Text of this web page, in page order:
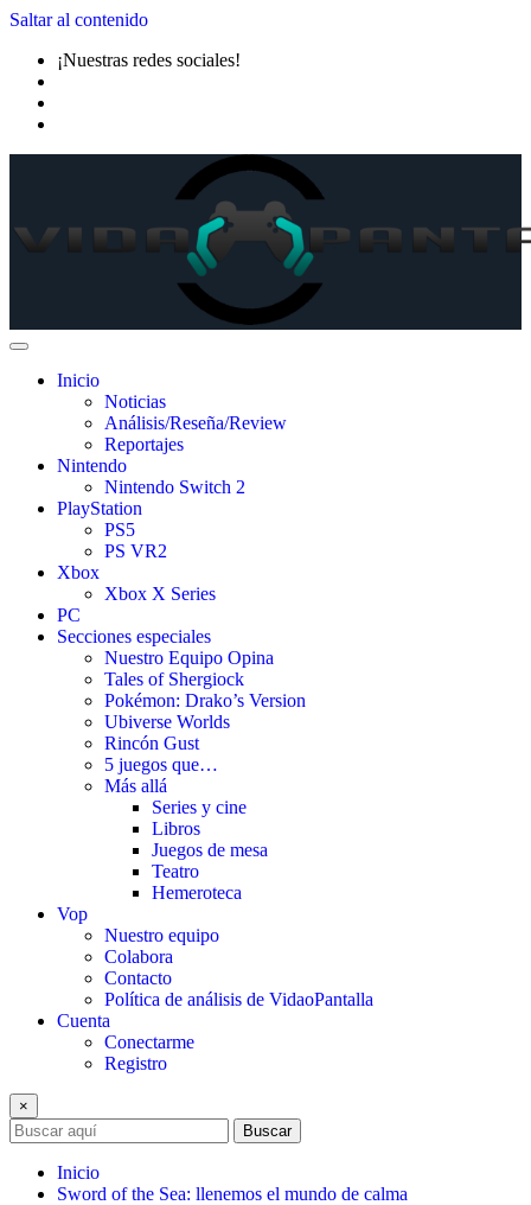
Saltar al contenido
¡Nuestras redes sociales!
Inicio
Noticias
Análisis/Reseña/Review
Reportajes
Nintendo
Nintendo Switch 2
PlayStation
PS5
PS VR2
Xbox
Xbox X Series
PC
Secciones especiales
Nuestro Equipo Opina
Tales of Shergiock
Pokémon: Drako’s Version
Ubiverse Worlds
Rincón Gust
5 juegos que…
Más allá
Series y cine
Libros
Juegos de mesa
Teatro
Hemeroteca
Vop
Nuestro equipo
Colabora
Contacto
Política de análisis de VidaoPantalla
Cuenta
Conectarme
Registro
×
Buscar
Inicio
Sword of the Sea: llenemos el mundo de calma